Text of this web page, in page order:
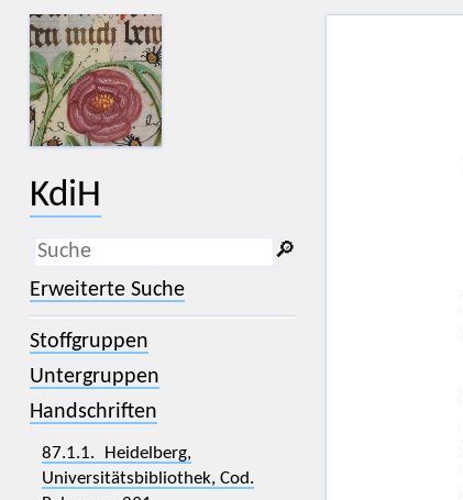
KdiH
_
(der Unterstrich) ist Platzhalter für
genau ein Zeichen.
% (das Prozentzeichen) ist Platzhalter
für kein, ein oder mehr als ein
🔎︎
Erweiterte Suche
Stoffgruppen
Untergruppen
Handschriften
87.1.1. Heidelberg,
Universitätsbibliothek, Cod.